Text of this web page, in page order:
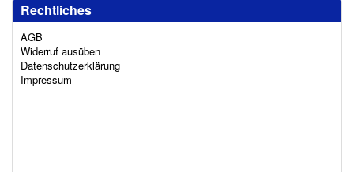
Rechtliches
AGB
Widerruf ausüben
Datenschutzerklärung
Impressum